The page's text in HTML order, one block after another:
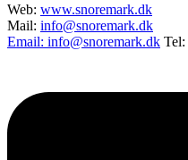
Web: www.snoremark.dk
Mail: info@snoremark.dk
Email: info@snoremark.dk Tel: